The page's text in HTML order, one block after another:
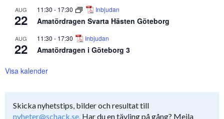
AUG
22
11:30 - 17:30 Inbjudan
Amatördragen Svarta Hästen Göteborg
AUG
22
11:30 - 17:30 Inbjudan
Amatördragen i Göteborg 3
Visa kalender
Skicka nyhetstips, bilder och resultat till
nyheter@schack.se. Har du en tävling på gång? Mejla